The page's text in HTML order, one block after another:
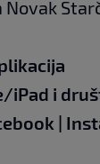
iPad i
|